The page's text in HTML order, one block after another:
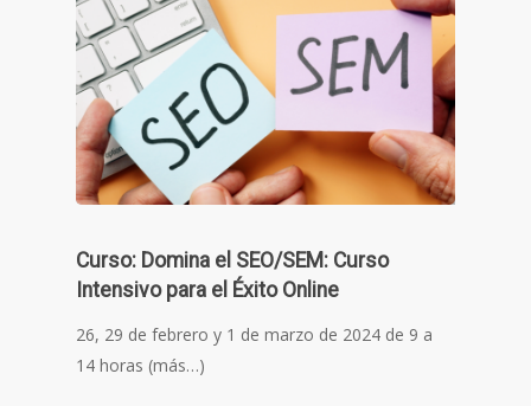
Curso: Domina el SEO/SEM: Curso
Intensivo para el Éxito Online
26, 29 de febrero y 1 de marzo de 2024 de 9 a
14 horas (más…)